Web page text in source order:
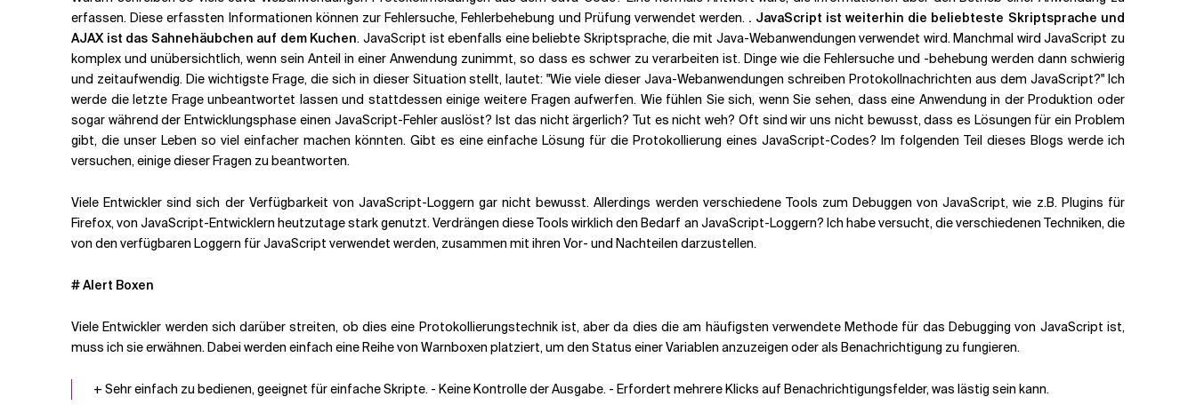
Verwandte Themen
erfassen. Diese erfassten Informationen können zur Fehlersuche, Fehlerbehebung und Prüfung verwendet werden. . JavaScript ist weiterhin die beliebteste Skriptsprache und
AJAX ist das Sahnehäubchen auf dem Kuchen. JavaScript ist ebenfalls eine beliebte Skriptsprache, die mit Java-Webanwendungen verwendet wird. Manchmal wird JavaScript zu
komplex und unübersichtlich, wenn sein Anteil in einer Anwendung zunimmt, so dass es schwer zu verarbeiten ist. Dinge wie die Fehlersuche und -behebung werden dann schwierig
und zeitaufwendig. Die wichtigste Frage, die sich in dieser Situation stellt, lautet: "Wie viele dieser Java-Webanwendungen schreiben Protokollnachrichten aus dem JavaScript?" Ich
werde die letzte Frage unbeantwortet lassen und stattdessen einige weitere Fragen aufwerfen. Wie fühlen Sie sich, wenn Sie sehen, dass eine Anwendung in der Produktion oder
sogar während der Entwicklungsphase einen JavaScript-Fehler auslöst? Ist das nicht ärgerlich? Tut es nicht weh? Oft sind wir uns nicht bewusst, dass es Lösungen für ein Problem
gibt, die unser Leben so viel einfacher machen könnten. Gibt es eine einfache Lösung für die Protokollierung eines JavaScript-Codes? Im folgenden Teil dieses Blogs werde ich
versuchen, einige dieser Fragen zu beantworten.
Viele Entwickler sind sich der Verfügbarkeit von JavaScript-Loggern gar nicht bewusst. Allerdings werden verschiedene Tools zum Debuggen von JavaScript, wie z.B. Plugins für
Firefox, von JavaScript-Entwicklern heutzutage stark genutzt. Verdrängen diese Tools wirklich den Bedarf an JavaScript-Loggern? Ich habe versucht, die verschiedenen Techniken, die
von den verfügbaren Loggern für JavaScript verwendet werden, zusammen mit ihren Vor- und Nachteilen darzustellen.
# Alert Boxen
Viele Entwickler werden sich darüber streiten, ob dies eine Protokollierungstechnik ist, aber da dies die am häufigsten verwendete Methode für das Debugging von JavaScript ist,
muss ich sie erwähnen. Dabei werden einfach eine Reihe von Warnboxen platziert, um den Status einer Variablen anzuzeigen oder als Benachrichtigung zu fungieren.
+ Sehr einfach zu bedienen, geeignet für einfache Skripte. - Keine Kontrolle der Ausgabe. - Erfordert mehrere Klicks auf Benachrichtigungsfelder, was lästig sein kann.